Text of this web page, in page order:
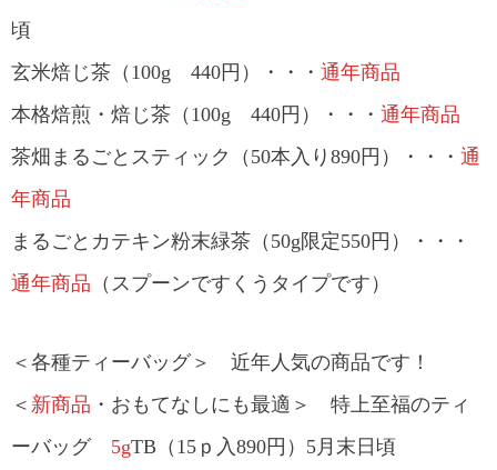
頃
玄米焙じ茶（100g 440円）・・・ 通年商品
本格焙煎・焙じ茶（100g 440円）・・・ 通年商品
茶畑まるごとスティック（50本入り890円）・・・ 通
年商品
まるごとカテキン粉末緑茶（50g限定550円）・・・
通年商品 （スプーンですくうタイプです）
＜各種ティーバッグ＞ 近年人気の商品です！
＜ 新商品 ・おもてなしにも最適＞ 特上至福のティ
ーバッグ 5gTB（15ｐ入890円）5月末日頃